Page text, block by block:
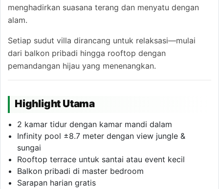
menghadirkan suasana terang dan menyatu dengan
alam.
Setiap sudut villa dirancang untuk relaksasi—mulai
dari balkon pribadi hingga rooftop dengan
pemandangan hijau yang menenangkan.
Highlight Utama
2 kamar tidur dengan kamar mandi dalam
Infinity pool ±8.7 meter dengan view jungle &
sungai
Rooftop terrace untuk santai atau event kecil
Balkon pribadi di master bedroom
Sarapan harian gratis